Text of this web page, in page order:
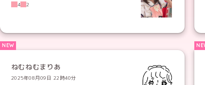
4
2
ねむねむまりあ
2025年08月09日 22時40分